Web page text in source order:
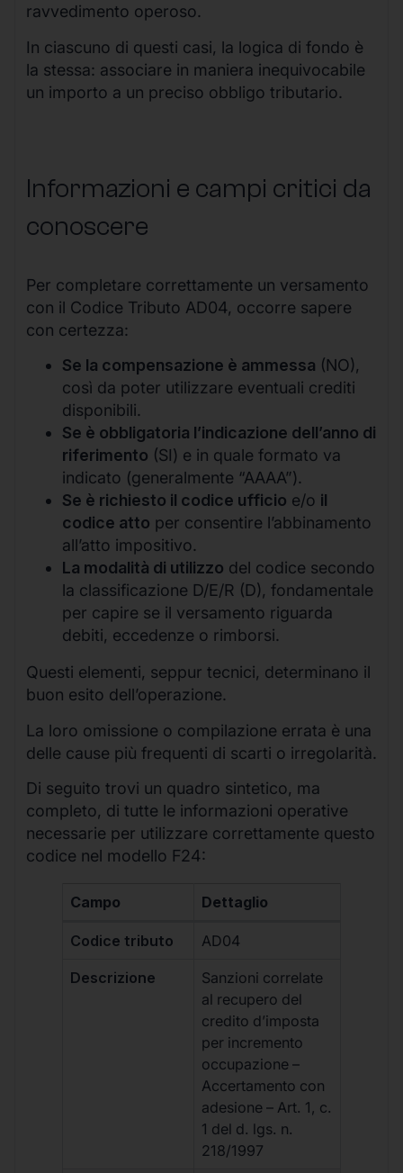
ravvedimento operoso.
In ciascuno di questi casi, la logica di fondo è
la stessa: associare in maniera inequivocabile
un importo a un preciso obbligo tributario.
Informazioni e campi critici da
conoscere
Per completare correttamente un versamento
con il Codice Tributo AD04, occorre sapere
con certezza:
Se la compensazione è ammessa (NO),
così da poter utilizzare eventuali crediti
disponibili.
Se è obbligatoria l’indicazione dell’anno di
riferimento (SI) e in quale formato va
indicato (generalmente “AAAA”).
Se è richiesto il codice ufficio e/o il
codice atto per consentire l’abbinamento
all’atto impositivo.
La modalità di utilizzo del codice secondo
la classificazione D/E/R (D), fondamentale
per capire se il versamento riguarda
debiti, eccedenze o rimborsi.
Questi elementi, seppur tecnici, determinano il
buon esito dell’operazione.
La loro omissione o compilazione errata è una
delle cause più frequenti di scarti o irregolarità.
Di seguito trovi un quadro sintetico, ma
completo, di tutte le informazioni operative
necessarie per utilizzare correttamente questo
codice nel modello F24:
Campo Dettaglio
Codice tributo AD04
Descrizione
Sanzioni correlate
al recupero del
credito d’imposta
per incremento
occupazione –
Accertamento con
adesione – Art. 1, c.
1 del d. lgs. n.
218/1997